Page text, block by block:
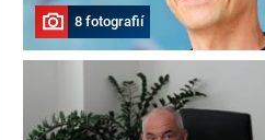
8 fotografií